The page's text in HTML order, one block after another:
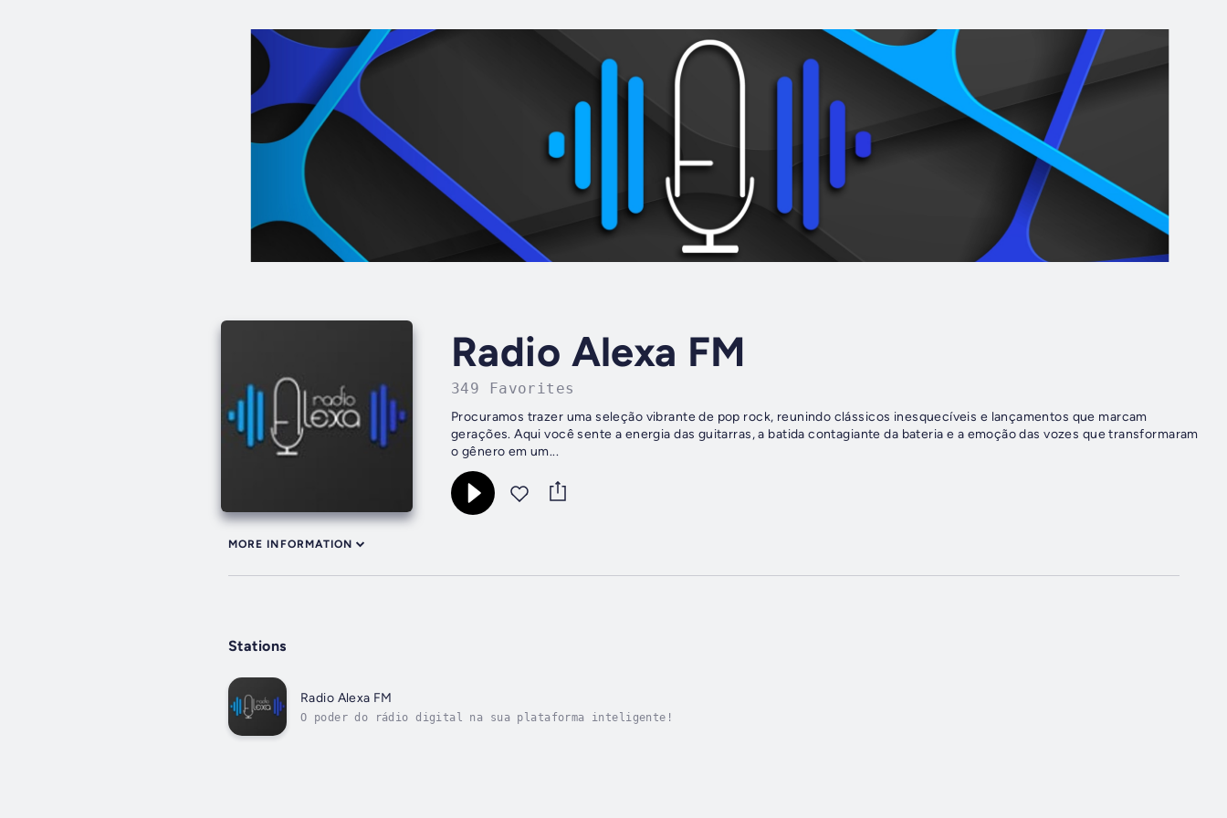
Radio Alexa FM
349 Favorites
Procuramos trazer uma seleção vibrante de pop rock, reunindo clássicos inesquecíveis e lançamentos que marcam
gerações. Aqui você sente a energia das guitarras, a batida contagiante da bateria e a emoção das vozes que transformaram
o gênero em um...
MORE INFORMATION
Stations
Radio Alexa FM
O poder do rádio digital na sua plataforma inteligente!